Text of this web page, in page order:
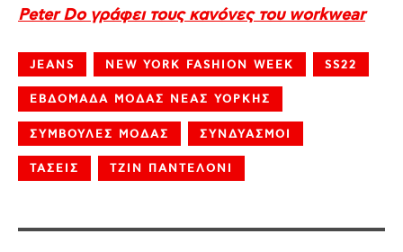
Peter Do γράφει τους κανόνες του workwear
JEANS NEW YORK FASHION WEEK SS22
ΕΒΔΟΜΑΔΑ ΜΟΔΑΣ ΝΕΑΣ ΥΟΡΚΗΣ
ΣΥΜΒΟΥΛΕΣ ΜΟΔΑΣ ΣΥΝΔΥΑΣΜΟΙ
ΤΑΣΕΙΣ ΤΖΙΝ ΠΑΝΤΕΛΟΝΙ